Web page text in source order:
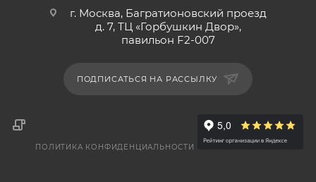
г. Москва, Багратионовский проезд
д. 7, ТЦ «Горбушкин Двор»,
павильон F2-007
ПОДПИСАТЬСЯ НА РАССЫЛКУ
ПОЛИТИКА КОНФИДЕНЦИАЛЬНОСТИ